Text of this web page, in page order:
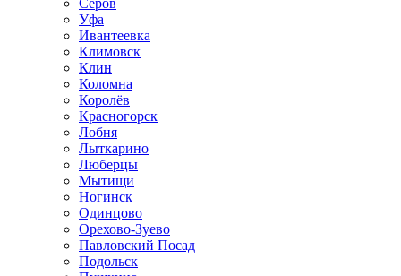
Серов
Уфа
Ивантеевка
Климовск
Клин
Коломна
Королёв
Красногорск
Лобня
Лыткарино
Люберцы
Мытищи
Ногинск
Одинцово
Орехово-Зуево
Павловский Посад
Подольск